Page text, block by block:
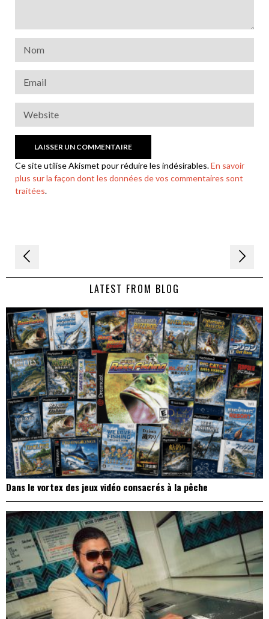
Ce site utilise Akismet pour réduire les indésirables.En savoir
plus sur la façon dont les données de vos commentaires sont
traitées.
Navigation
de LATEST FROM BLOG
Dans le vortex des jeux vidéo consacrés à la pêche